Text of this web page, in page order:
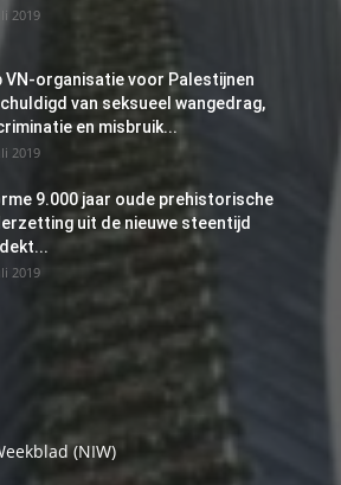
2019
VN-organisatie voor Palestijnen
van seksueel wangedrag,
en misbruik...
2019
9.000 jaar oude prehistorische
uit de nieuwe steentijd
2019
(NIW)